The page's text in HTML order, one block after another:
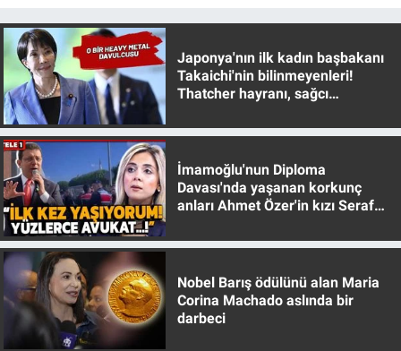
Japonya'nın ilk kadın başbakanı
Takaichi'nin bilinmeyenleri!
Thatcher hayranı, sağcı
İmamoğlu'nun Diploma
Davası'nda yaşanan korkunç
anları Ahmet Özer'in kızı Seraf
Nobel Barış ödülünü alan Maria
Corina Machado aslında bir
darbeci